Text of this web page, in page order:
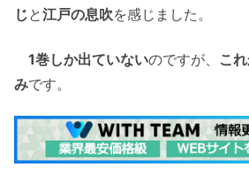
じと江戸の息吹を感じました。
1巻しか出ていないのですが、 こ
みです。